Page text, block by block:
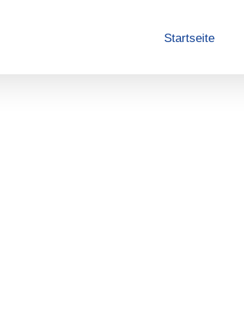
Startseite